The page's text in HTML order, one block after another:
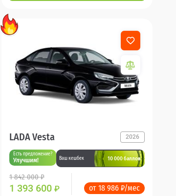
LADA Vesta 2026
Есть предложение?
Улучшим! Ваш кешбек 10 000 баллов
1 842 000 ₽
1 393 600 ₽ от 18 986 ₽/мес